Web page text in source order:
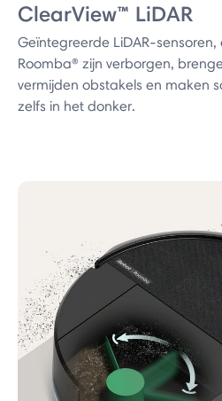
ClearView™ LiDAR
Geïntegreerde LiDAR-
Roomba® zijn verborgen,
vermijden obstakels en maken
zelfs in het donker.